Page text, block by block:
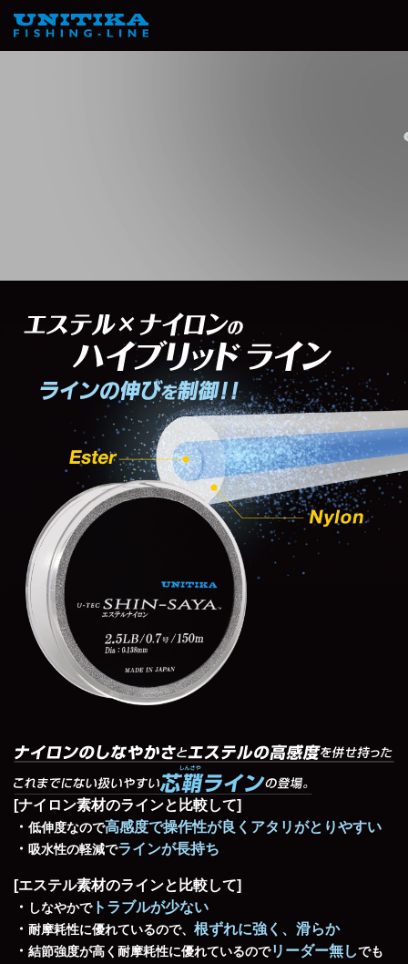
[ナイロン素材のラインと比較して]
低伸度なので高感度で操作性が良くアタリがとりやすい
吸水性の軽減でラインが長持ち
[エステル素材のラインと比較して]
しなやかでトラブルが少ない
耐摩耗性に優れているので、 根ずれに強く、滑らか
結節強度が高く耐摩耗性に優れているのでリーダー無しでも